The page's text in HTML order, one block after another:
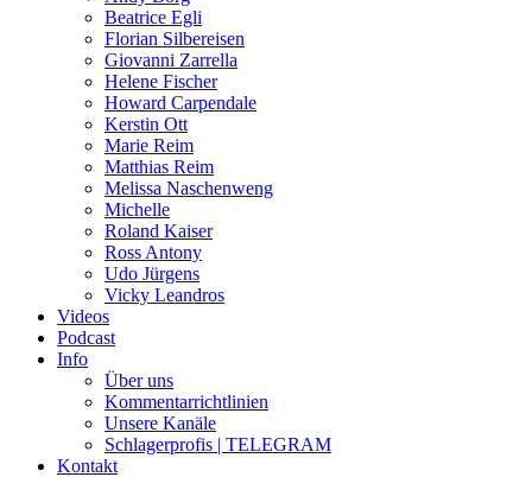
Beatrice Egli
Florian Silbereisen
Giovanni Zarrella
Helene Fischer
Howard Carpendale
Kerstin Ott
Marie Reim
Matthias Reim
Melissa Naschenweng
Michelle
Roland Kaiser
Ross Antony
Udo Jürgens
Vicky Leandros
Videos
Podcast
Info
Über uns
Kommentarrichtlinien
Unsere Kanäle
Schlagerprofis | TELEGRAM
Kontakt